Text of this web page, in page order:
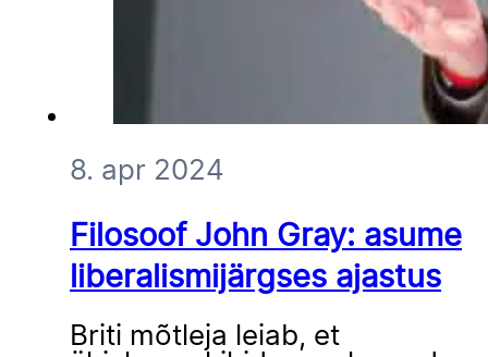
8. apr 2024
Filosoof John Gray: asume
liberalismijärgses ajastus
Briti mõtleja leiab, et